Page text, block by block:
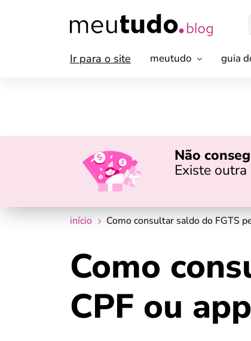
Ir para o site meutudo guia
Não
Existe
início Como consultar saldo do FGTS
Como
CPF ou